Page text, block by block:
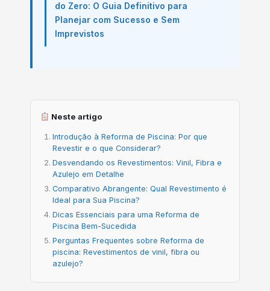
do Zero: O Guia Definitivo para
Planejar com Sucesso e Sem
Imprevistos
Neste artigo
Introdução à Reforma de Piscina: Por que
Revestir e o que Considerar?
Desvendando os Revestimentos: Vinil, Fibra e
Azulejo em Detalhe
Comparativo Abrangente: Qual Revestimento é
Ideal para Sua Piscina?
Dicas Essenciais para uma Reforma de
Piscina Bem-Sucedida
Perguntas Frequentes sobre Reforma de
piscina: Revestimentos de vinil, fibra ou
azulejo?